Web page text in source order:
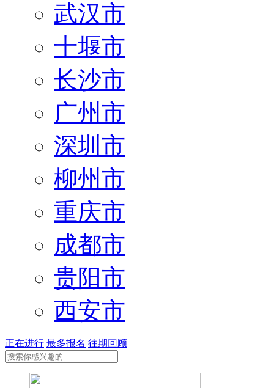
武汉市
十堰市
长沙市
广州市
深圳市
柳州市
重庆市
成都市
贵阳市
西安市
正在进行 最多报名 往期回顾